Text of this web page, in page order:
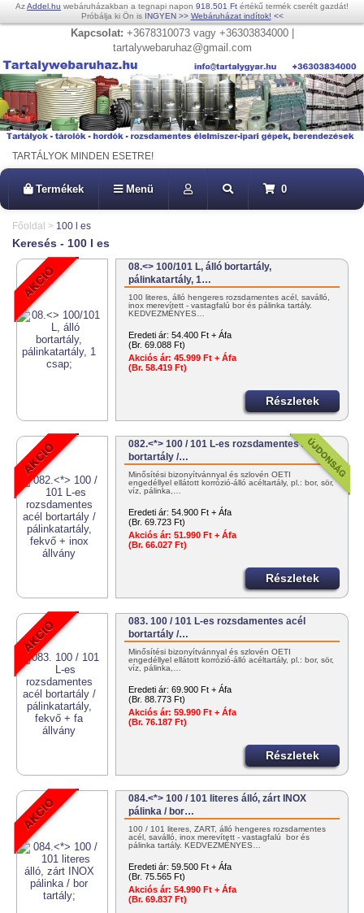
AzAddel.hu webáruházakban a tegnapi napon 918.501 Ft értékű termék cserélt gazdát!
Próbálja ki Ön is INGYEN >> Webáruházat indítok! <<
Kapcsolat: +3678310073 vagy +36303834000 |
tartalywebaruhaz@gmail.com
TARTÁLYOK MINDEN ESETRE!
Termékek Menü 0
Főoldal > 100 l es
Keresés - 100 l es
08.<> 100/101 L, álló bortartály,
pálinkatartály, 1…
100 literes, álló hengeres rozsdamentes acél, saválló,
inox merevített - vastagfalú bor és pálinka tartály.
KEDVEZMÉNYES…
Eredeti ár: 54.400 Ft + Áfa
(Br. 69.088 Ft)
Akciós ár: 45.999 Ft + Áfa
(Br. 58.419 Ft)
Részletek
082.<*> 100 / 101 L-es rozsdamentes acél
bortartály /…
Minősítési bizonyítvánnyal és szlovén OÉTI
engedéllyel ellátott korrózió-álló acéltartály, pl.: bor, sör,
víz, pálinka,…
Eredeti ár: 54.900 Ft + Áfa
(Br. 69.723 Ft)
Akciós ár: 51.990 Ft + Áfa
(Br. 66.027 Ft)
Részletek
083. 100 / 101 L-es rozsdamentes acél
bortartály /…
Minősítési bizonyítvánnyal és szlovén OÉTI
engedéllyel ellátott korrózió-álló acéltartály, pl.: bor, sör,
víz, pálinka,…
Eredeti ár: 69.900 Ft + Áfa
(Br. 88.773 Ft)
Akciós ár: 59.990 Ft + Áfa
(Br. 76.187 Ft)
Részletek
084.<*> 100 / 101 literes álló, zárt INOX
pálinka / bor…
100 / 101 literes, ZÁRT, álló hengeres rozsdamentes
acél, saválló, inox merevített - vastagfalú bor és
pálinka tartály. KEDVEZMÉNYES…
Eredeti ár: 59.500 Ft + Áfa
(Br. 75.565 Ft)
Akciós ár: 54.990 Ft + Áfa
(Br. 69.837 Ft)